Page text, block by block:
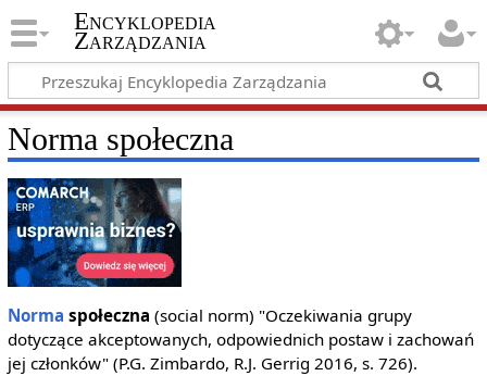
Encyklopedia
Zarządzania
Norma społeczna
Norma społeczna (social norm) "Oczekiwania grupy
dotyczące akceptowanych, odpowiednich postaw i zachowań
jej członków" (P.G. Zimbardo, R.J. Gerrig 2016, s. 726).